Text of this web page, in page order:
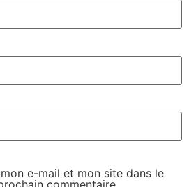
e-mail et mon site dans le